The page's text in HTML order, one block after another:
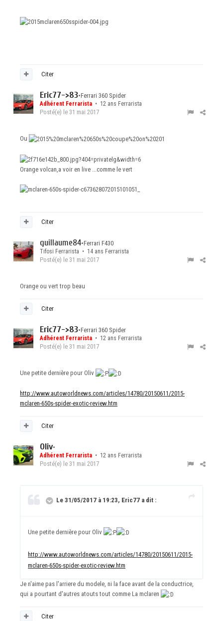
Citer
Eric77->83•Ferrari 360 Spider
Adhérent Ferrarista • 12 ans Ferrarista
Posté(e) le 31 mai 2017
Ou
Orange volcan,a voir en live ...comme le vert
Citer
guillaume84•Ferrari F430
Tifosi Ferrarista • 14 ans Ferrarista
Posté(e) le 31 mai 2017
Orange ou vert trop beau
Citer
Eric77->83•Ferrari 360 Spider
Adhérent Ferrarista • 12 ans Ferrarista
Posté(e) le 31 mai 2017
Une petite dernière pour Oliv
http://www.autoworldnews.com/articles/14780/20150611/2015-
mclaren-650s-spider-exotic-review.htm
Citer
Oliv•
Adhérent Ferrarista • 12 ans Ferrarista
Posté(e) le 31 mai 2017
Le 31/05/2017 à 19:23, Eric77 a dit :
Une petite dernière pour Oliv
http://www.autoworldnews.com/articles/14780/20150611/2015-
mclaren-650s-spider-exotic-review.htm
Je n'aime pas l'arriere du modele, ni la face avant de la conductrice,
qui a pourtant d'autres atouts tout comme La mclaren
Citer